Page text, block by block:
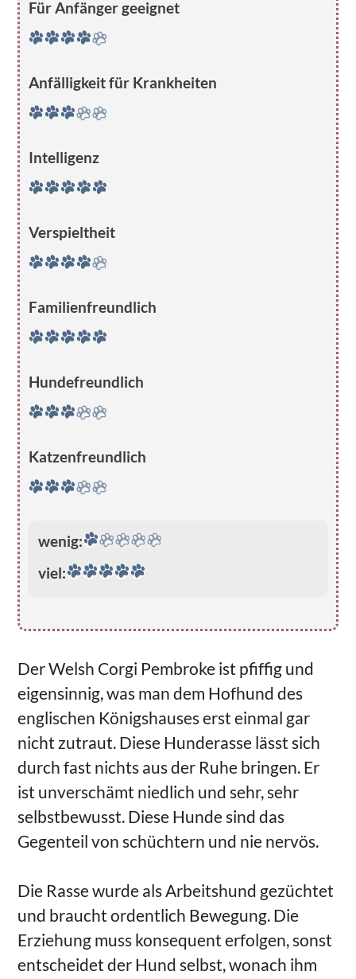
Für Anfänger geeignet
Anfälligkeit für Krankheiten
Intelligenz
Verspieltheit
Familienfreundlich
Hundefreundlich
Katzenfreundlich
wenig:
viel:
Der Welsh Corgi Pembroke ist pfiffig und
eigensinnig, was man dem Hofhund des
englischen Königshauses erst einmal gar
nicht zutraut. Diese Hunderasse lässt sich
durch fast nichts aus der Ruhe bringen. Er
ist unverschämt niedlich und sehr, sehr
selbstbewusst. Diese Hunde sind das
Gegenteil von schüchtern und nie nervös.
Die Rasse wurde als Arbeitshund gezüchtet
und braucht ordentlich Bewegung. Die
Erziehung muss konsequent erfolgen, sonst
entscheidet der Hund selbst, wonach ihm